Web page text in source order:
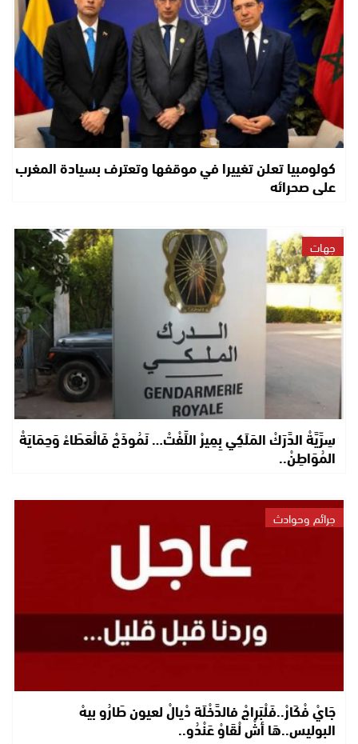
كولومبيا تعلن تغييرا في موقفها وتعترف بسيادة المغرب
على صحرائه
جهات
سِرِّيَّةْ الدَّرَكْ المَلَكِي بِمِيرْ اللِّفْتْ… نَمُوذَجْ فَالْعَطَاءْ وَحِمَايَةْ
المُوَاطِنْ..
جرائم وحوادث
جَايْ فْكَارْ..فَلْبَراجْ فالدَّخْلَة دْيالْ لعيون طَارُو بيهْ
البوليس..هَا أشْ لْقَاوْ عَنْدُو..